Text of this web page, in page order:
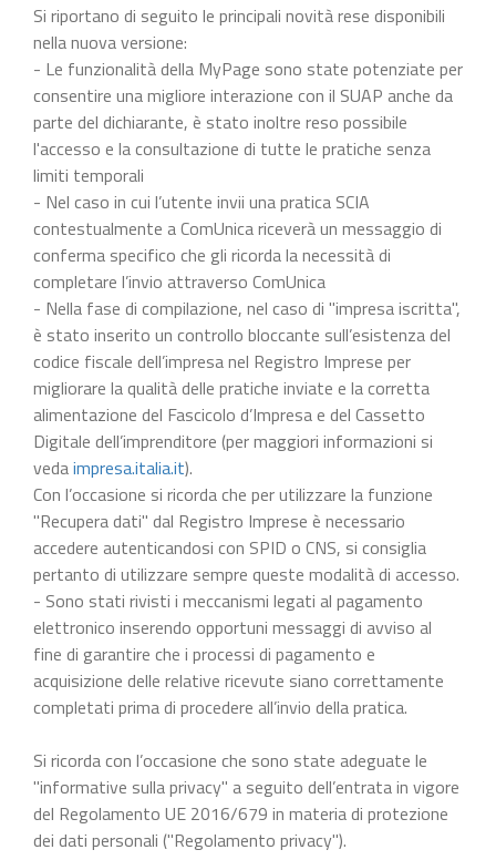
Si riportano di seguito le principali novità rese disponibili
nella nuova versione:
- Le funzionalità della MyPage sono state potenziate per
consentire una migliore interazione con il SUAP anche da
parte del dichiarante, è stato inoltre reso possibile
l'accesso e la consultazione di tutte le pratiche senza
limiti temporali
- Nel caso in cui l’utente invii una pratica SCIA
contestualmente a ComUnica riceverà un messaggio di
conferma specifico che gli ricorda la necessità di
completare l’invio attraverso ComUnica
- Nella fase di compilazione, nel caso di "impresa iscritta",
è stato inserito un controllo bloccante sull’esistenza del
codice fiscale dell’impresa nel Registro Imprese per
migliorare la qualità delle pratiche inviate e la corretta
alimentazione del Fascicolo d’Impresa e del Cassetto
Digitale dell’imprenditore (per maggiori informazioni si
vedaimpresa.italia.it).
Con l’occasione si ricorda che per utilizzare la funzione
"Recupera dati" dal Registro Imprese è necessario
accedere autenticandosi con SPID o CNS, si consiglia
pertanto di utilizzare sempre queste modalità di accesso.
- Sono stati rivisti i meccanismi legati al pagamento
elettronico inserendo opportuni messaggi di avviso al
fine di garantire che i processi di pagamento e
acquisizione delle relative ricevute siano correttamente
completati prima di procedere all’invio della pratica.
Si ricorda con l’occasione che sono state adeguate le
"informative sulla privacy" a seguito dell’entrata in vigore
del Regolamento UE 2016/679 in materia di protezione
dei dati personali ("Regolamento privacy").